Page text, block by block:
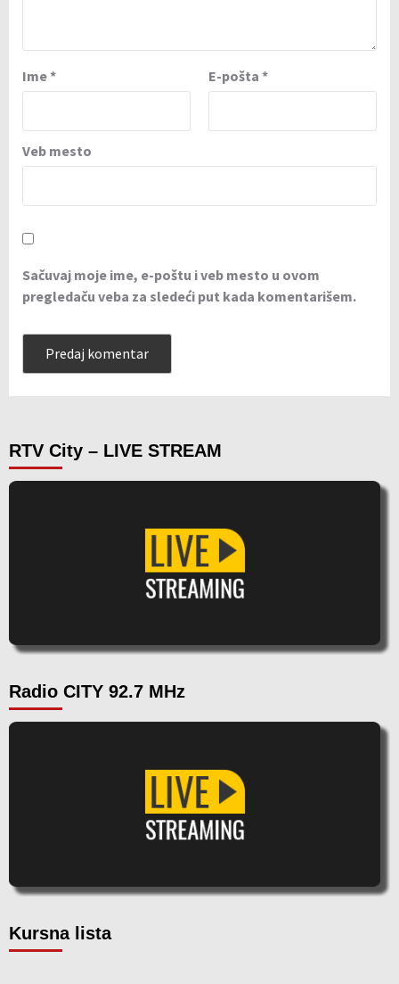
Ime* E-pošta *
Veb mesto
Sačuvaj moje ime, e-poštu i veb mesto u ovom
pregledaču veba za sledeći put kada komentarišem.
RTV City – LIVE STREAM
Radio CITY 92.7 MHz
Kursna lista